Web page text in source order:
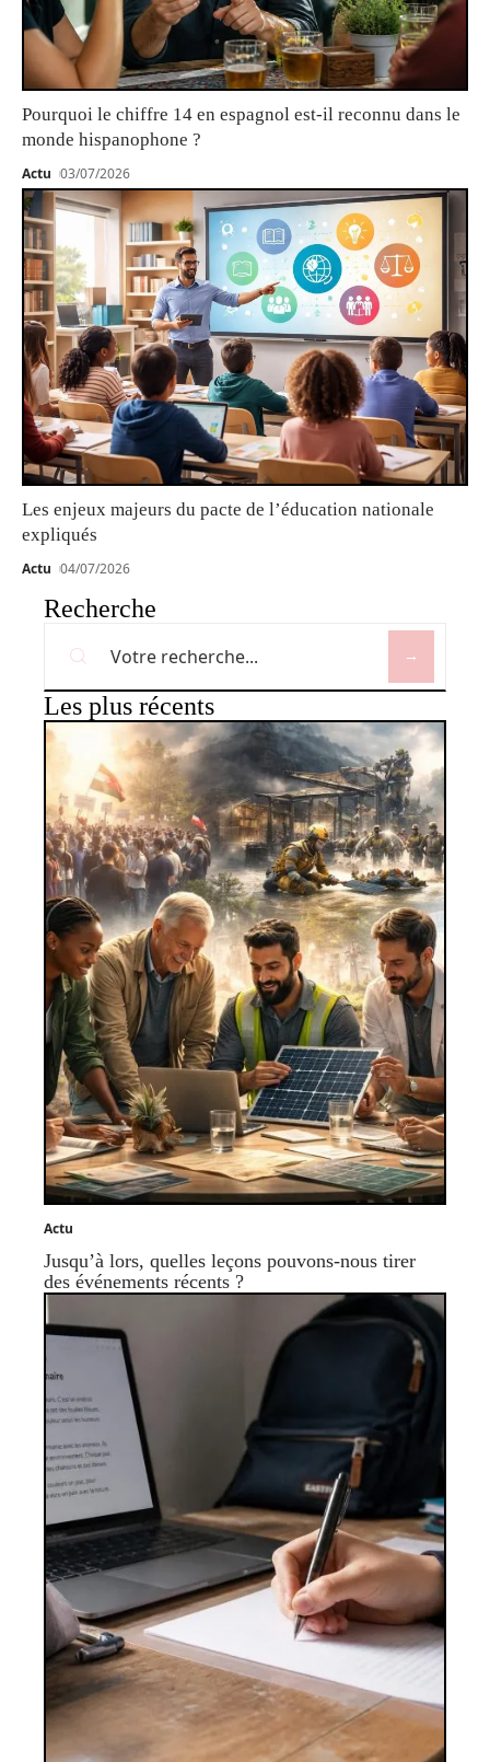
Pourquoi le chiffre 14 en espagnol est-il reconnu dans le
monde hispanophone ?
Actu 03/07/2026
Les enjeux majeurs du pacte de l’éducation nationale
expliqués
Actu 04/07/2026
Recherche
Les plus récents
Actu
Jusqu’à lors, quelles leçons pouvons-nous tirer
des événements récents ?